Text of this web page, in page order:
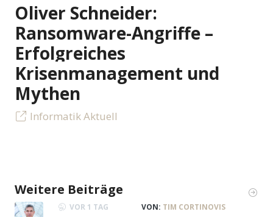
Oliver Schneider:
Ransomware-Angriffe –
Erfolgreiches
Krisenmanagement und
Mythen
Informatik Aktuell
Weitere Beiträge
VOR 1 TAG VON: TIM CORTINOVIS